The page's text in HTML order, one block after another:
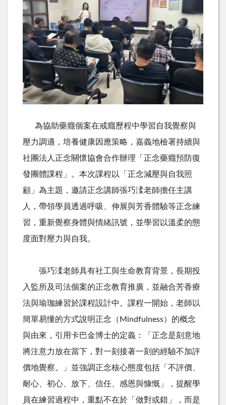
為協助藥癮個案在戒癮歷程中學習自我覺察與
壓力調適，培養健康因應策略，嘉義地檢署持續與
社團法人正念關懷協會合作辦理「正念藥癮預防復
發團體課程」。本次課程以「正念減壓與自我照
顧」為主題，邀請正念講師張巧渘老師擔任主講
人，帶領學員透過呼吸、伸展與芳香體驗等正念練
習，重新覺察身體與情緒訊號，並學習以溫柔的態
度面對壓力與自我。
張巧渘老師具有社工與生命教育背景，長期投
入監所及司法個案的正念教育推廣，並融合芳香療
法與瑜珈練習於課程設計中。課程一開始，老師以
簡單易懂的方式說明正念（ Mindfulness）的概念
與由來，引用卡巴金博士的定義：「正念是刻意地
將注意力放在當下，對一刻接著一刻的經驗不加評
價地覺察。」並強調正念核心態度包括「不評價、
耐心、初心、放下、信任、感恩與慷慨」，提醒學
員在練習過程中，重點不在於「做對或錯」，而是